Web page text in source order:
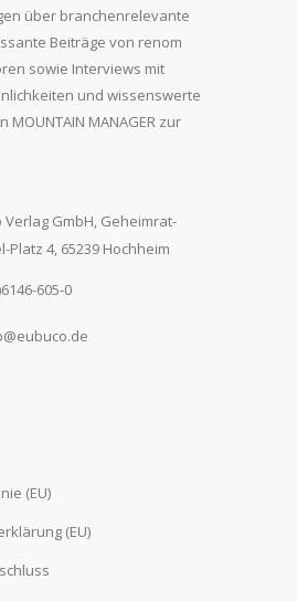
über branchenrelevante
Beiträge von renom
sowie Interviews mit
und wissenswerte
MOUNTAIN MANAGER zur
Verlag GmbH, Geheimrat-
Platz 4, 65239 Hochheim
605-0
(EU)
(EU)